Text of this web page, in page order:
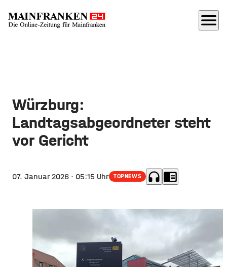
menu
Würzburg:
Landtagsabgeordneter steht
vor Gericht
07. Januar 2026 · 05:15 Uhr TOPNEWS headphones chrome_reader_mode